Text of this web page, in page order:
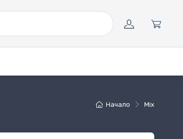
Начало Mix